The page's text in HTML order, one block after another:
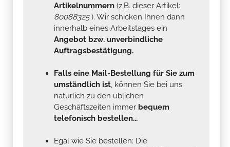
Artikelnummern (z.B. dieser Artikel:
80088325). Wir schicken Ihnen dann
innerhalb eines Arbeitstages ein
Angebot bzw. unverbindliche
Auftragsbestätigung.
Falls eine Mail-Bestellung für Sie zum
umständlich ist, können Sie bei uns
natürlich zu den üblichen
Geschäftszeiten immer bequem
telefonisch bestellen...
Egal wie Sie bestellen: Die